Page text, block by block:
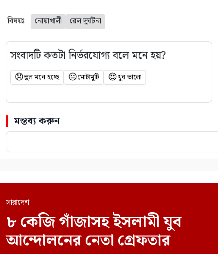
বিষয়ঃ নোয়াখালী রেল দুর্ঘটনা
সংবাদটি কতটা নির্ভরযোগ্য বলে মনে হয়?
😞ভুল মনে হচ্ছে 😐মোটামুটি 😍খুব ভালো
মন্তব্য করুন
সারাদেশ
৮ কেজি গাঁজাসহ ইসলামী যুব
আন্দোলনের নেতা গ্রেফতার